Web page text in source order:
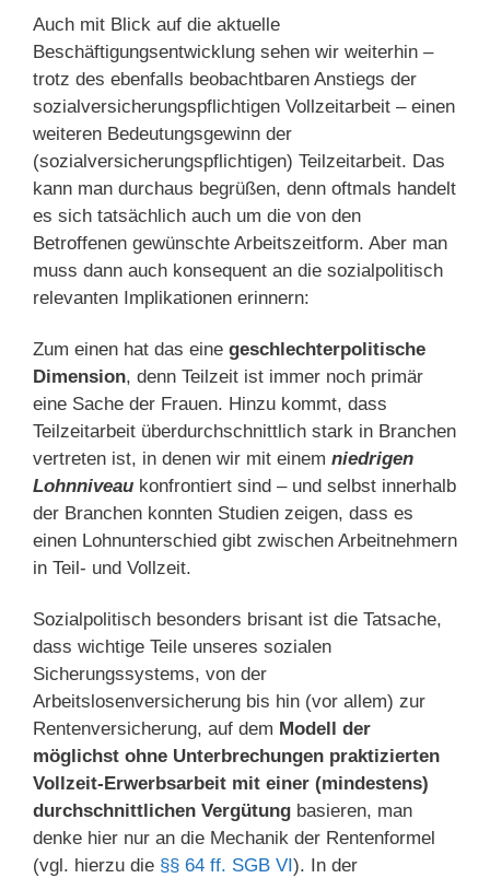
Auch mit Blick auf die aktuelle
Beschäftigungsentwicklung sehen wir weiterhin –
trotz des ebenfalls beobachtbaren Anstiegs der
sozialversicherungspflichtigen Vollzeitarbeit – einen
weiteren Bedeutungsgewinn der
(sozialversicherungspflichtigen) Teilzeitarbeit. Das
kann man durchaus begrüßen, denn oftmals handelt
es sich tatsächlich auch um die von den
Betroffenen gewünschte Arbeitszeitform. Aber man
muss dann auch konsequent an die sozialpolitisch
relevanten Implikationen erinnern:
Zum einen hat das eine geschlechterpolitische
Dimension, denn Teilzeit ist immer noch primär
eine Sache der Frauen. Hinzu kommt, dass
Teilzeitarbeit überdurchschnittlich stark in Branchen
vertreten ist, in denen wir mit einem niedrigen
Lohnniveau konfrontiert sind – und selbst innerhalb
der Branchen konnten Studien zeigen, dass es
einen Lohnunterschied gibt zwischen Arbeitnehmern
in Teil- und Vollzeit.
Sozialpolitisch besonders brisant ist die Tatsache,
dass wichtige Teile unseres sozialen
Sicherungssystems, von der
Arbeitslosenversicherung bis hin (vor allem) zur
Rentenversicherung, auf dem Modell der
möglichst ohne Unterbrechungen praktizierten
Vollzeit-Erwerbsarbeit mit einer (mindestens)
durchschnittlichen Vergütung basieren, man
denke hier nur an die Mechanik der Rentenformel
(vgl. hierzu die §§ 64 ff. SGB VI ). In der